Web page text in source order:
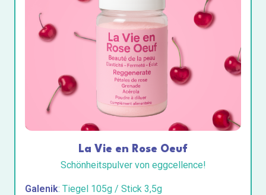
La Vie en Rose Oeuf
Schönheitspulver von eggcellence!
Galenik: Tiegel 105g / Stick 3,5g